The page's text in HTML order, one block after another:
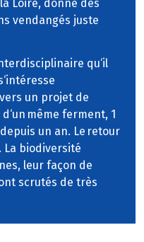
Loire, donne des
vendangés juste
qu‘il
un projet de
même ferment, 1
un an. Le retour
La biodiversité
leur façon de
scrutés de très